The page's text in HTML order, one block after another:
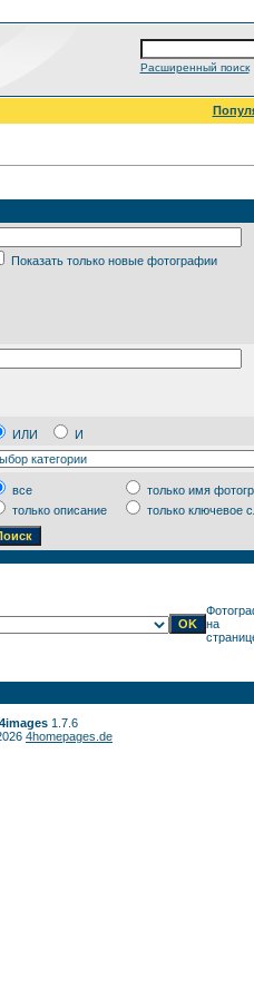
Расширенный поиск
Показать только новые фотографии
ИЛИ
И
все
только имя
только описание
только ключевое
на
4images 1.7.6
4homepages.de